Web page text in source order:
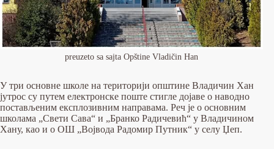
preuzeto sa sajta Opštine Vladičin Han
У три основне школе на територији општине Владичин Хан
јутрос су путем електронске поште стигле дојаве о наводно
постављеним експлозивним направама. Реч је о основним
школама „Свети Сава“ и „Бранко Радичевић“ у Владичином
Хану, као и о ОШ „Војвода Радомир Путник“ у селу Џеп.